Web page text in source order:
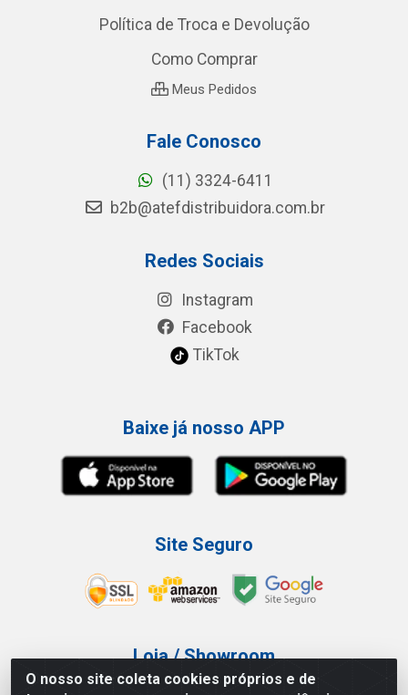
O nosso site coleta cookies próprios e de
Política de Troca e Devolução
Como Comprar
Meus Pedidos
Fale Conosco
(11) 3324-6411
b2b@atefdistribuidora.com.br
Redes Sociais
Instagram
Facebook
TikTok
Baixe já nosso APP
Site Seguro
Loja / Showroom
Tel.: (11) 3227-0546